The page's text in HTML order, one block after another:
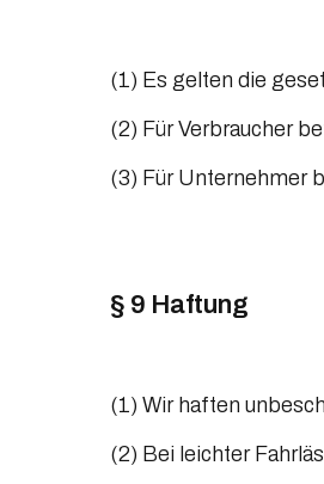
(1) Es gelten die
(2) Für Verbraucher
(3) Für Unternehmer
§ 9 Haftung
(1) Wir haften
(2) Bei leichter